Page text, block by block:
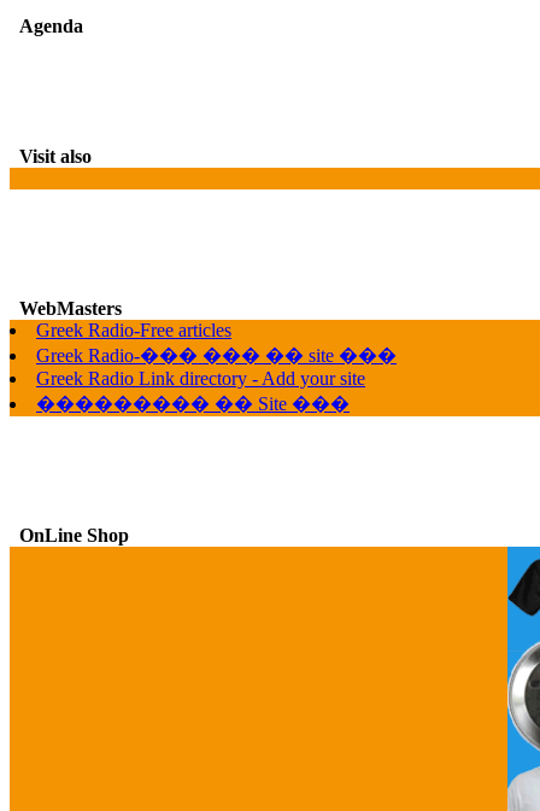
Agenda
Visit also
WebMasters
Greek Radio-Free articles
Greek Radio-��� ��� �� site ���
Greek Radio Link directory - Add your site
��������� �� Site ���
OnLine Shop